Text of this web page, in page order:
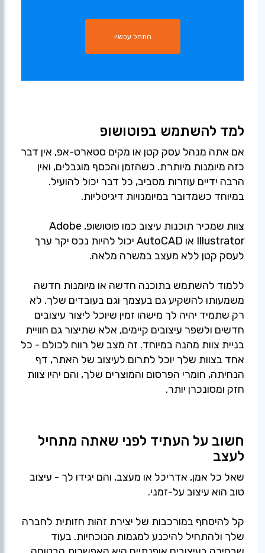
התחל עכשיו
למד להשתמש בפוטושופ
אם אתה מנהל עסק קטן או מקים סטארט-אפ, אין דבר
כזה מיומנות מיותרת. כשהזמן והכסף מוגבלים, ואין
הרבה ידיים עוזרות מסביב, כל דבר יכול להועיל.
צוות שמכיר תוכנות עיצוב כמו פוטושופ, Adobe
Illustrator או AutoCAD יכול להיות נכס יקר ערך
ללמוד להשתמש בתוכנה חדשה או מיומנות חדשה
משמעותו להשקיע גם בעצמך וגם בעובדים שלך. לא
רק שתמיד יהיה לך מישהו זמין שיוכל ליצור עיצובים
חדשים ולשפר עיצובים קיימים, אלא שתיצור גם חוויית
בניית צוות מהנה במיוחד. זה מצב של רווח לכולם - כל
אחד בצוות שלך יוכל לתרום לעיצוב של האתר, דף
הנחיתה, חומרי הפרסום והמוצרים שלך, והם יהיו צוות
חזק ומסונכרן יותר.
חשוב על העתיד לפני שאתה מתחיל
לעצב
שאל כל אמן, אדריכל או מעצב, והם יגידו לך - עיצוב
קל להיסחף במורכבות של יצירת זהות חזותית לחברה
שלך ולהתחיל להיכנע למגמות הנוכחיות. בעוד